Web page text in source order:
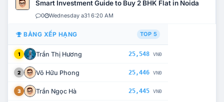
Smart Investment Guide to Buy 2 BHK Flat in Noida
0 Wednesday a31 6:20 AM
BẢNG XẾP HẠNG TOP 5
1 Trần Thị Hương 25,548 VNĐ
2 Võ Hữu Phong 25,446 VNĐ
3 Trần Ngọc Hà 25,445 VNĐ